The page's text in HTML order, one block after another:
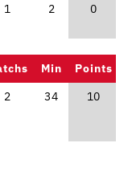
1 2 0
Min Points
2 34 10